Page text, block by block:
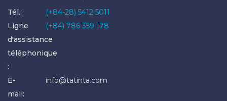
Tél. :
(+84-28) 5412 5011
Ligne
d'assistance
téléphonique
:
(+84) 786 359 178
E-
mail:
info@tatinta.com